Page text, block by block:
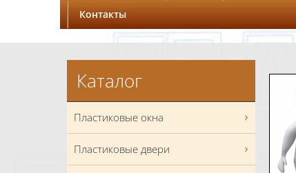
Контакты
Каталог
Пластиковые окна
Пластиковые двери